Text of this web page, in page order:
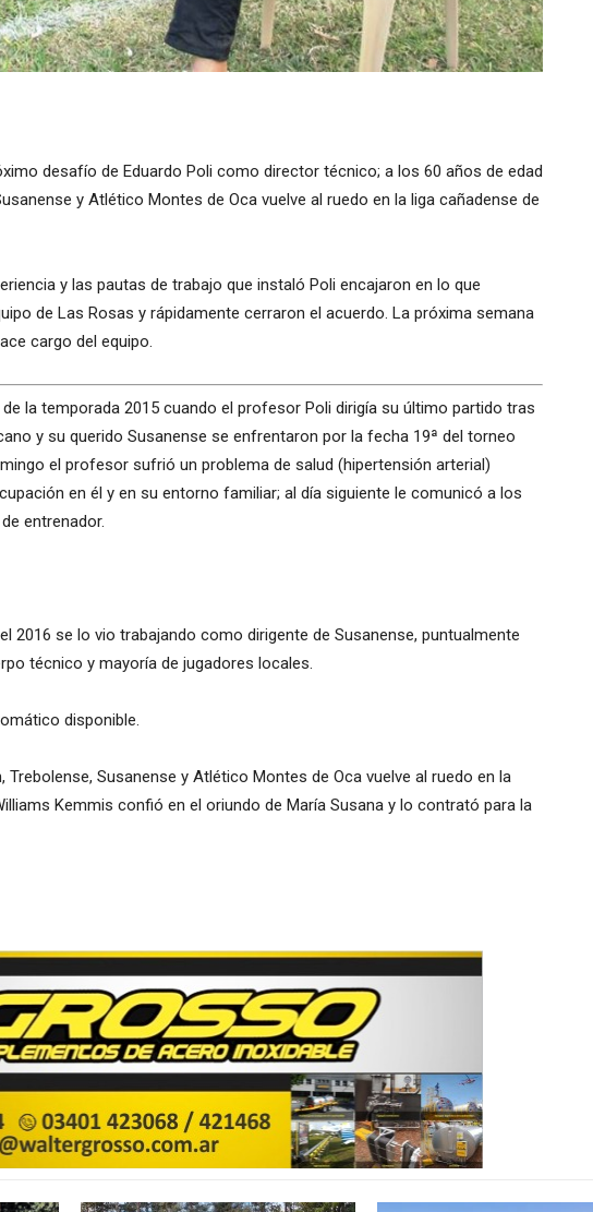
desafío de Eduardo Poli como director técnico; a los 60 años de edad
y Atlético Montes de Oca vuelve al ruedo en la liga cañadense de
y las pautas de trabajo que instaló Poli encajaron en lo que
de Las Rosas y rápidamente cerraron el acuerdo. La próxima semana
cargo del equipo.
la temporada 2015 cuando el profesor Poli dirigía su último partido tras
y su querido Susanense se enfrentaron por la fecha 19ª del torneo
el profesor sufrió un problema de salud (hipertensión arterial)
en él y en su entorno familiar; al día siguiente le comunicó a los
entrenador.
2016 se lo vio trabajando como dirigente de Susanense, puntualmente
técnico y mayoría de jugadores locales.
Trebolense, Susanense y Atlético Montes de Oca vuelve al ruedo en la
Kemmis confió en el oriundo de María Susana y lo contrató para la